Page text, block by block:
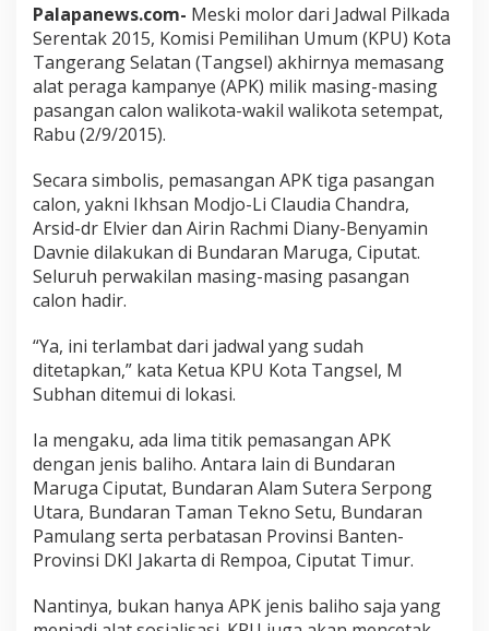
Palapanews.com- Meski molor dari Jadwal Pilkada
Serentak 2015, Komisi Pemilihan Umum (KPU) Kota
Tangerang Selatan (Tangsel) akhirnya memasang
alat peraga kampanye (APK) milik masing-masing
pasangan calon walikota-wakil walikota setempat,
Rabu (2/9/2015).
Secara simbolis, pemasangan APK tiga pasangan
calon, yakni Ikhsan Modjo-Li Claudia Chandra,
Arsid-dr Elvier dan Airin Rachmi Diany-Benyamin
Davnie dilakukan di Bundaran Maruga, Ciputat.
Seluruh perwakilan masing-masing pasangan
calon hadir.
“Ya, ini terlambat dari jadwal yang sudah
ditetapkan,” kata Ketua KPU Kota Tangsel, M
Subhan ditemui di lokasi.
Ia mengaku, ada lima titik pemasangan APK
dengan jenis baliho. Antara lain di Bundaran
Maruga Ciputat, Bundaran Alam Sutera Serpong
Utara, Bundaran Taman Tekno Setu, Bundaran
Pamulang serta perbatasan Provinsi Banten-
Provinsi DKI Jakarta di Rempoa, Ciputat Timur.
Nantinya, bukan hanya APK jenis baliho saja yang